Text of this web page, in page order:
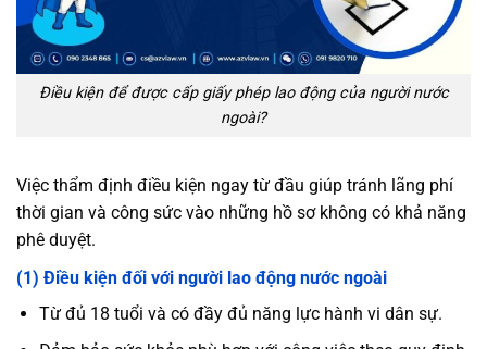
Điều kiện để được cấp giấy phép lao động của người nước
ngoài?
Việc thẩm định điều kiện ngay từ đầu giúp tránh lãng phí
thời gian và công sức vào những hồ sơ không có khả năng
phê duyệt.
(1) Điều kiện đối với người lao động nước ngoài
Từ đủ 18 tuổi và có đầy đủ năng lực hành vi dân sự.